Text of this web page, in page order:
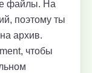
файлы. На
поэтому ты
архив.
чтобы